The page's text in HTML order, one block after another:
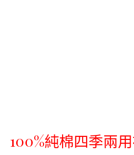
100%純棉四季兩